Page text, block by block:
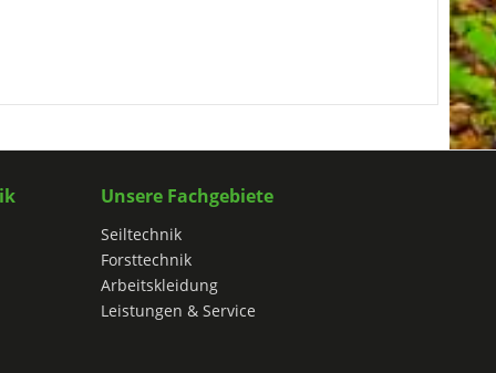
Unsere Fachgebiete
Seiltechnik
Forsttechnik
Arbeitskleidung
Leistungen & Service